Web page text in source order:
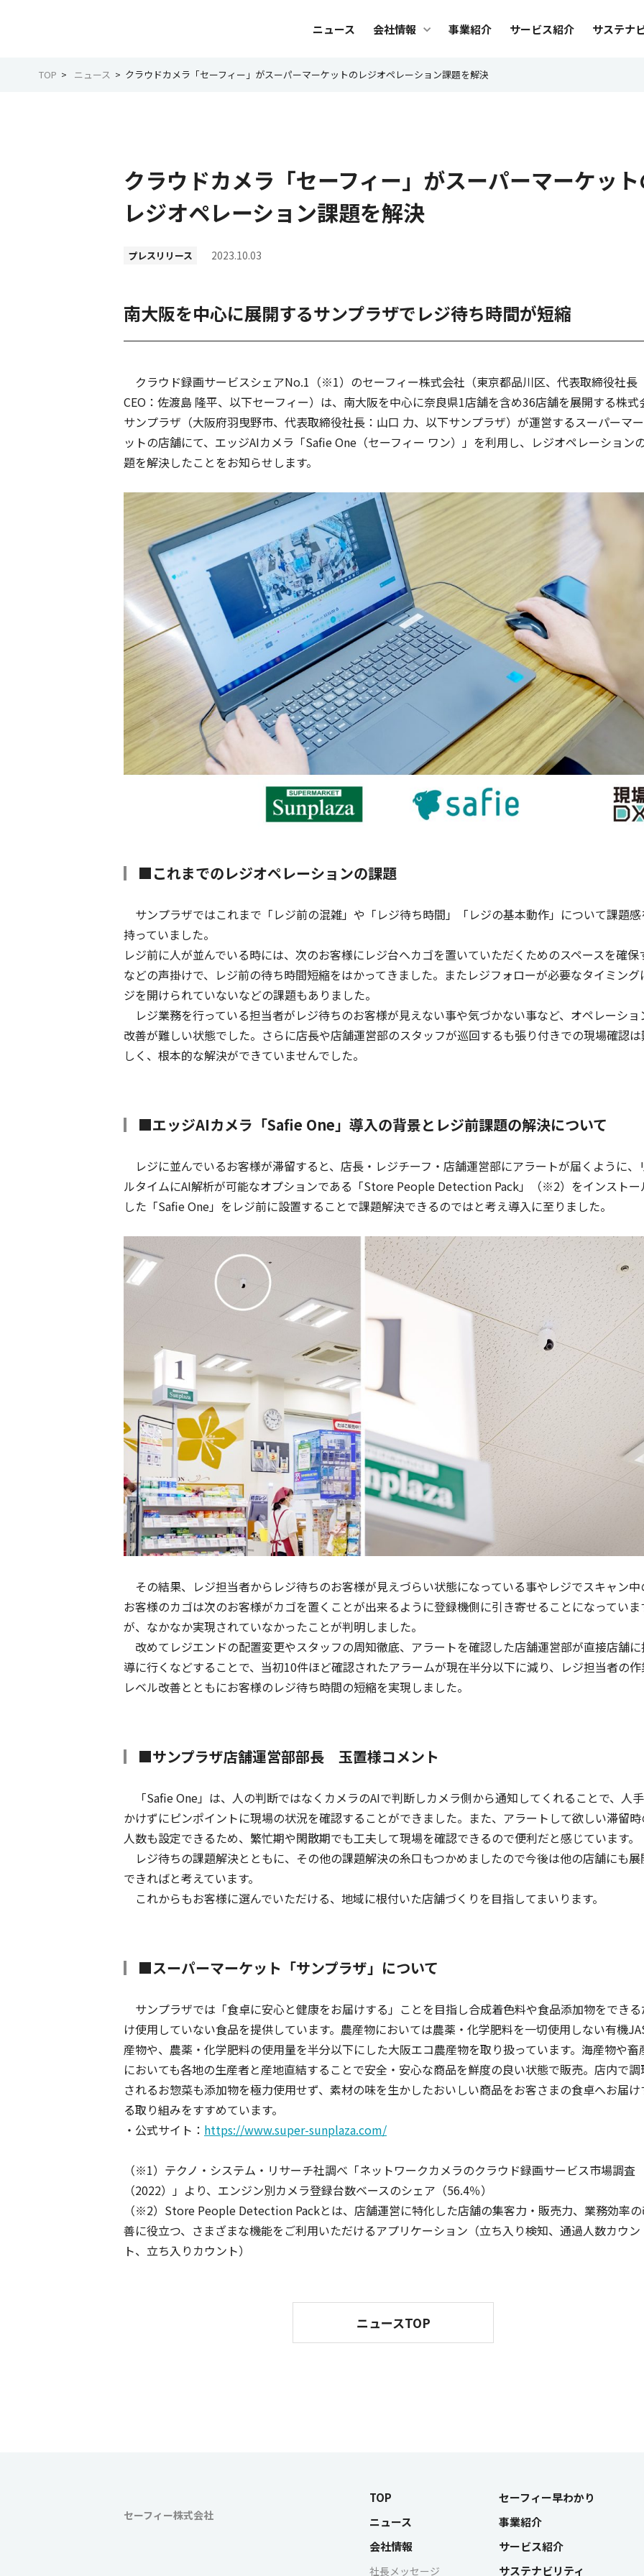
メ
ー
ニュース 会社情報
会社情報
ブランド
会社概要
グループ会社
アクセス
事業紹介 サービス紹介 サステナ
サ
カメ
災害
教
TOP ニュース クラウドカメラ「セーフィー」がスーパーマーケットのレジオペレーション課題を解決
クラウドカメラ「セーフィー」がスーパーマーケッ
レジオペレーション課題を解決
プレスリリース 2023.10.03
南大阪を中心に展開するサンプラザでレジ待ち時間が短縮
クラウド録画サービスシェアNo.1 （※1） のセーフィー株式会社（東京都品川区、代表取締役社長
CEO：佐渡島 隆平、以下セーフィー）は、南大阪を中心に奈良県1店舗を含め36店舗を展開する株式
サンプラザ（大阪府羽曳野市、代表取締役社長：山口 力、以下サンプラザ）が運営するスーパーマ
ットの店舗にて、エッジAIカメラ「Safie One（セーフィー ワン）」を利用し、レジオペレーション
題を解決したことをお知らせします。
■これまでのレジオペレーションの課題
サンプラザではこれまで「レジ前の混雑」や「レジ待ち時間」「レジの基本動作」について課題
持っていました。
レジ前に人が並んでいる時には、次のお客様にレジ台へカゴを置いていただくためのスペースを確保
などの声掛けで、レジ前の待ち時間短縮をはかってきました。またレジフォローが必要なタイミング
ジを開けられていないなどの課題もありました。
レジ業務を行っている担当者がレジ待ちのお客様が見えない事や気づかない事など、オペレーショ
改善が難しい状態でした。さらに店長や店舗運営部のスタッフが巡回するも張り付きでの現場確認
しく、根本的な解決ができていませんでした。
■エッジAIカメラ「Safie One」導入の背景とレジ前課題の解決について
レジに並んでいるお客様が滞留すると、 店長・レジチーフ・店舗運営部にアラートが届くように、
ルタイムにAI解析が可能なオプションである「Store People Detection Pack」
（※2） をインストー
した「Safie One」をレジ前に設置することで課題解決できるのではと考え導入に至りました。
その結果、 レジ担当者からレジ待ちのお客様が見えづらい状態になっている事やレジでスキャン中
お客様のカゴは次のお客様がカゴを置くことが出来るように登録機側に引き寄せることになっていま
が、なかなか実現されていなかったことが判明しました。
改めてレジエンドの配置変更やスタッフの周知徹底、アラートを確認した店舗運営部が直接店舗
導に行くなどすることで、当初10件ほど確認されたアラームが現在半分以下に減り、レジ担当者の
レベル改善とともにお客様のレジ待ち時間の短縮を実現しました。
■サンプラザ店舗運営部部長 玉置様コメント
「Safie One」は、人の判断ではなくカメラのAIで判断しカメラ側から通知してくれることで、人
かけずにピンポイントに現場の状況を確認することができました。また、アラートして欲しい滞留
人数も設定できるため、繁忙期や閑散期でも工夫して現場を確認できるので便利だと感じています。
レジ待ちの課題解決とともに、その他の課題解決の糸口もつかめましたので今後は他の店舗にも展
できればと考えています。
これからもお客様に選んでいただける、地域に根付いた店舗づくりを目指してまいります。
■スーパーマーケット「サンプラザ」について
サンプラザでは「食卓に安心と健康をお届けする」ことを目指し合成着色料や食品添加物をでき
け使用していない食品を提供しています。農産物においては農薬・化学肥料を一切使用しない有機
産物や、農薬・化学肥料の使用量を半分以下にした大阪エコ農産物を取り扱っています。海産物や畜
においても各地の生産者と産地直結することで安全・安心な商品を鮮度の良い状態で販売。店内で調
されるお惣菜も添加物を極力使用せず、素材の味を生かしたおいしい商品をお客さまの食卓へお届け
る取り組みをすすめています。
・公式サイト： https://www.super-sunplaza.com/
（※1）テクノ・システム・リサーチ社調べ「ネットワークカメラのクラウド録画サービス市場調査
（2022）」より、エンジン別カメラ登録台数ベースのシェア（56.4％）
（※2）Store People Detection Packとは、店舗運営に特化した店舗の集客力・販売力、業務効率
善に役立つ、さまざまな機能をご利用いただけるアプリケーション（立ち入り検知、通過人数カウン
ト、立ち入りカウント）
ニュースTOP
セーフィー株式会社
TOP
ニュース
会社情報
社長メッセージ
セーフィー早わかり
事業紹介
サービス紹介
サステナビリティ